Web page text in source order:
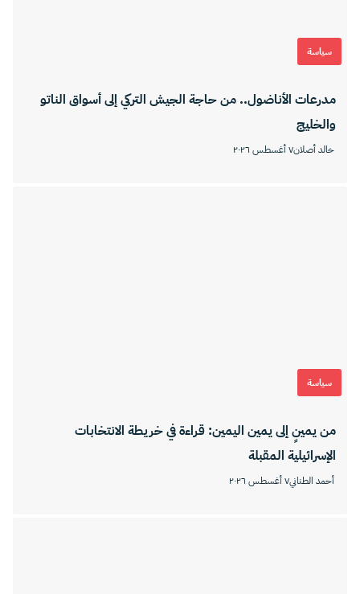
سياسة
مدرعات الأناضول.. من حاجة الجيش التركي إلى أسواق الناتو
والخليج
خالد أصلان٧ أغسطس ٢٠٢٦
سياسة
من يمينٍ إلى يمين اليمين: قراءة في خريطة الانتخابات
الإسرائيلية المقبلة
أحمد الطناني٧ أغسطس ٢٠٢٦